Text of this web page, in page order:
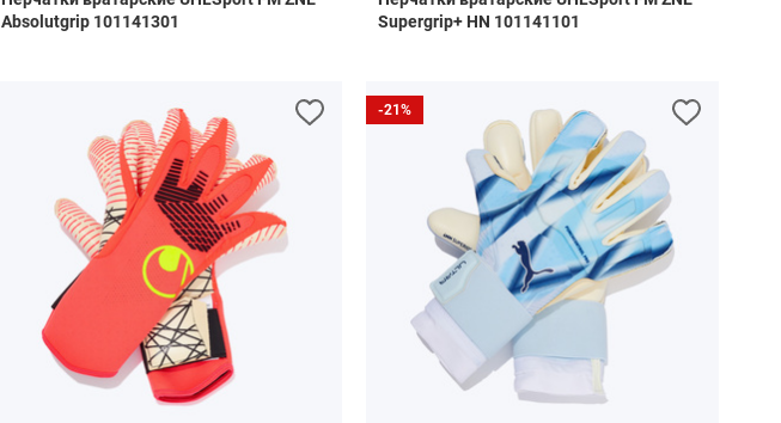
Absolutgrip 101141301
Supergrip+ HN 101141101
-21%